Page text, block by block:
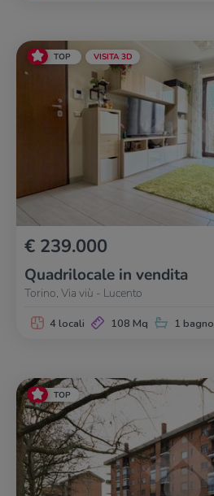
TOP VISITA 3D
€ 239.000
Quadrilocale in vendita
Torino, Via viù - Lucento
4 locali 108 Mq 1 bagno
TOP